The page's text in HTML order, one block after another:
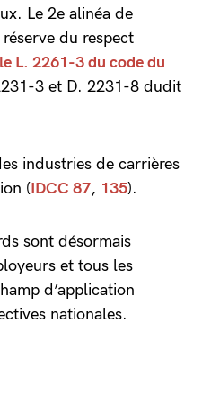
Le 2e alinéa de
du respect
L. 2261-3 du code du
3 et D. 2231-8 dudit
industries de carrières
(IDCC 87, 135).
sont désormais
et tous les
d’application
nationales.